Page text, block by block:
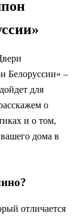
Белоруссии» –
для
о
и о том,
дома в
отличается